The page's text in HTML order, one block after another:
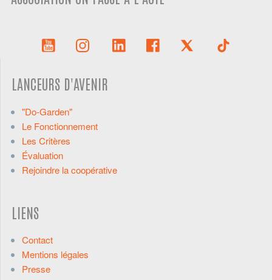
LANCEURS D'AVENIR
"Do-Garden"
Le Fonctionnement
Les Critères
Évaluation
Rejoindre la coopérative
LIENS
Contact
Mentions légales
Presse